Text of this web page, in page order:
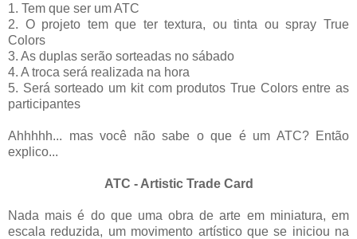
1. Tem que ser um ATC
2. O projeto tem que ter textura, ou tinta ou spray True
Colors
3. As duplas serão sorteadas no sábado
4. A troca será realizada na hora
5. Será sorteado um kit com produtos True Colors entre as
participantes
Ahhhhh... mas você não sabe o que é um ATC? Então
explico...
ATC - Artistic Trade Card
Nada mais é do que uma obra de arte em miniatura, em
escala reduzida, um movimento artístico que se iniciou na